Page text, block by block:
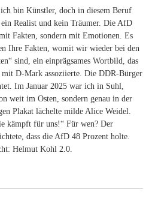
bin Künstler, doch in diesem Beruf
Realist und kein Träumer. Die AfD
Fakten, sondern mit Emotionen. Es
Ihre Fakten, womit wir wieder bei den
sind, ein einprägsames Wortbild, das
mit D-Mark assoziierte. Die DDR-Bürger
Im Januar 2025 war ich in Suhl,
weit im Osten, sondern genau in der
Plakat lächelte milde Alice Weidel.
kämpft für uns!“ Für wen? Der
dass die AfD 48 Prozent holte.
Helmut Kohl 2.0.